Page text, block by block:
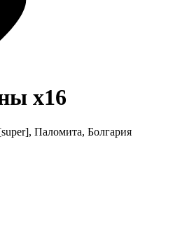
x16
Паломита, Болгария